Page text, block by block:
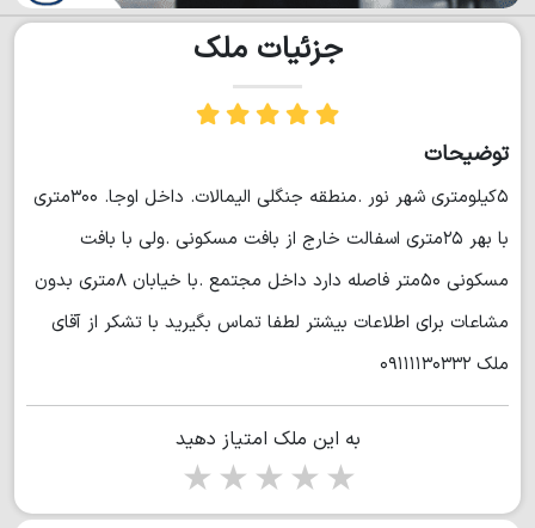
جزئیات ملک
توضیحات
۵کیلومتری شهر نور .منطقه جنگلی الیمالات. داخل اوجا. ۳۰۰متری
با بهر ۲۵متری اسفالت خارج از بافت مسکونی .ولی با بافت
مسکونی ۵۰متر فاصله دارد داخل مجتمع .با خیابان ۸متری بدون
مشاعات برای اطلاعات بیشتر لطفا تماس بگیرید با تشکر از آقای
ملک ۰۹۱۱۱۱۳۰۳۳۲
به این ملک امتیاز دهید
5 stars
4 stars
3 stars
2 stars